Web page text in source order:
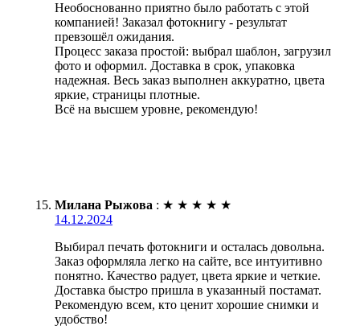
Необоснованно приятно было работать с этой
компанией! Заказал фотокнигу - результат
превзошёл ожидания.
Процесс заказа простой: выбрал шаблон, загрузил
фото и оформил. Доставка в срок, упаковка
надежная. Весь заказ выполнен аккуратно, цвета
яркие, страницы плотные.
Всё на высшем уровне, рекомендую!
Милана Рыжова : ★ ★ ★ ★ ★
14.12.2024
Выбирал печать фотокниги и осталась довольна.
Заказ оформляла легко на сайте, все интуитивно
понятно. Качество радует, цвета яркие и четкие.
Доставка быстро пришла в указанный постамат.
Рекомендую всем, кто ценит хорошие снимки и
удобство!